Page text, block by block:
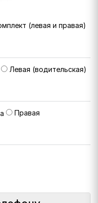
(левая и правая)
Левая (водительская)
Правая